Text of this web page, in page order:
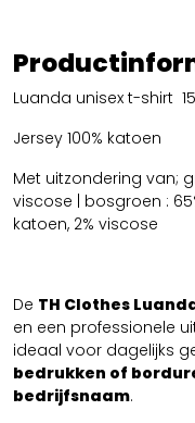
Luanda unisex t-shirt
Jersey 100% katoen
Met uitzondering van;
viscose | bosgroen :
katoen, 2% viscose
De TH Clothes
en een professionele
ideaal voor dagelijks
bedrukken of
bedrijfsnaam.